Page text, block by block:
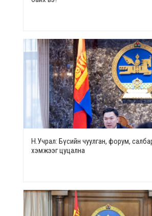
Н.Учрал: Бүсийн чуулган, форум,
хэмжээг цуцална